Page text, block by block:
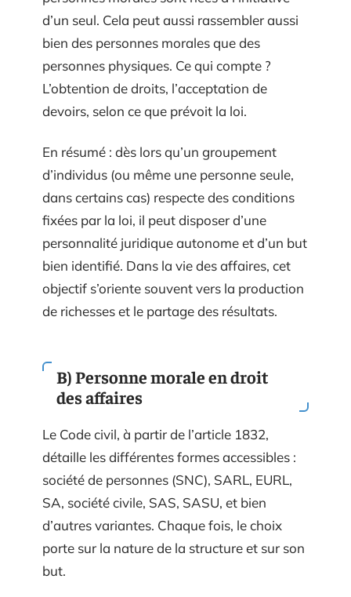
d’un seul. Cela peut aussi rassembler aussi
bien des personnes morales que des
personnes physiques. Ce qui compte ?
L’obtention de droits, l’acceptation de
devoirs, selon ce que prévoit la loi.
En résumé : dès lors qu’un groupement
d’individus (ou même une personne seule,
dans certains cas) respecte des conditions
fixées par la loi, il peut disposer d’une
personnalité juridique autonome et d’un but
bien identifié. Dans la vie des affaires, cet
objectif s’oriente souvent vers la production
de richesses et le partage des résultats.
B) Personne morale en droit
des affaires
Le Code civil, à partir de l’article 1832,
détaille les différentes formes accessibles :
société de personnes (SNC), SARL, EURL,
SA, société civile, SAS, SASU, et bien
d’autres variantes. Chaque fois, le choix
porte sur la nature de la structure et sur son
but.